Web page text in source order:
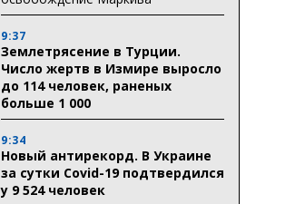
9:37
Землетрясение в Турции.
Число жертв в Измире выросло
до 114 человек, раненых
больше 1 000
9:34
Новый антирекорд. В Украине
за сутки Covid-19 подтвердился
у 9 524 человек